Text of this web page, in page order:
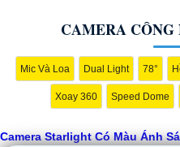
màu ánh sáng yếu phù hợp nhất.
CAMERA
Mic Và Loa Dual Light 78°
Xoay 360 Speed Dome
Camera Starlight Có Màu Ánh